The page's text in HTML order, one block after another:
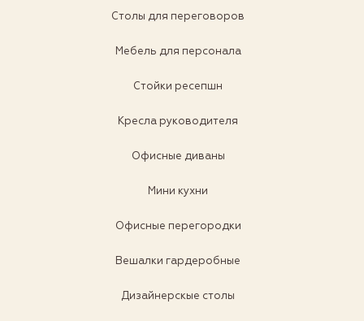
Столы для переговоров
Мебель для персонала
Стойки ресепшн
Кресла руководителя
Офисные диваны
Мини кухни
Офисные перегородки
Вешалки гардеробные
Дизайнерскые столы